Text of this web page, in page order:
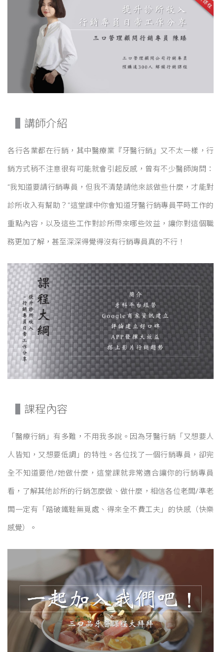
講師介紹
各行各業都在行銷，其中醫療業『牙醫行銷』又不太一樣，行
銷方式稍不注意很有可能就會引起反感，曾有不少醫師詢問：
“我知道要請行銷專員，但我不清楚請他來該做些什麼，才能對
診所收入有幫助？”這堂課中你會知道牙醫行銷專員平時工作的
重點內容，以及這些工作對診所帶來哪些效益，讓你對這個職
務更加了解，甚至深深得覺得沒有行銷專員真的不行！
課程內容
「醫療行銷」有多難，不用我多說。因為牙醫行銷「又想要人
人皆知，又想要低調」的特性。各位找了一個行銷專員，卻完
全不知道要他/她做什麼，這堂課就非常適合讓你的行銷專員
看，了解其他診所的行銷怎麼做、做什麼，相信各位老闆/準老
闆一定有「踏破鐵鞋無覓處、得來全不費工夫」的快感（快樂
感覺）。